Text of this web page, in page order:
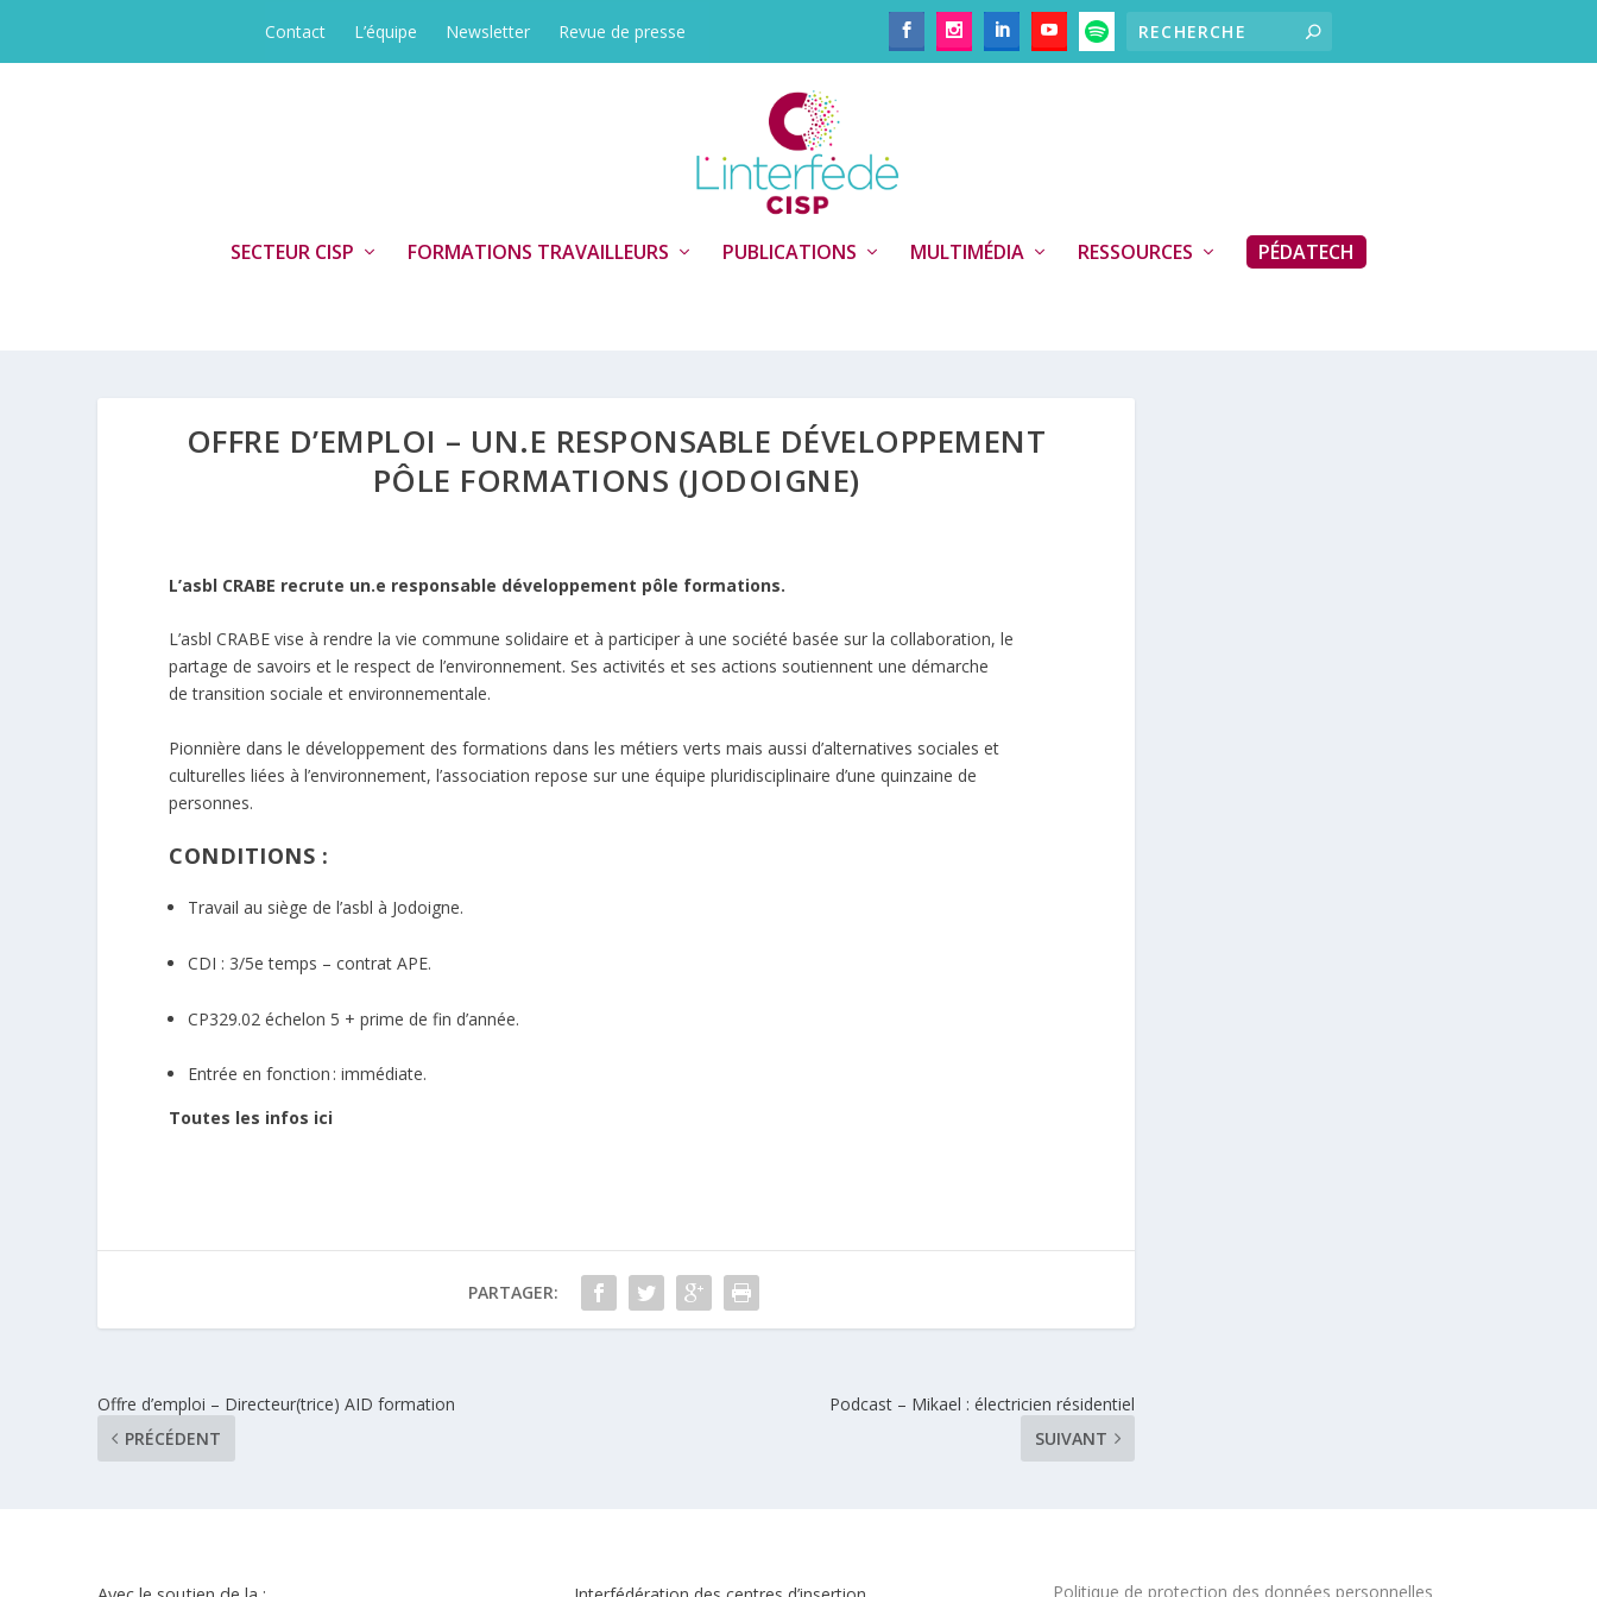
Contact L’équipe Newsletter Revue de presse
SECTEUR CISP FORMATIONS TRAVAILLEURS PUBLICATIONS MULTIMÉDIA RESSOURCES PÉDATECH
OFFRE D’EMPLOI – UN.E RESPONSABLE DÉVELOPPEMENT
PÔLE FORMATIONS (JODOIGNE)
L’asbl CRABE recrute un.e responsable développement pôle formations.
L’asbl CRABE vise à rendre lavie commune solidaire et à participer à une société basée sur la collaboration, le
partage de savoirs et lerespect de l’environnement. Ses activités et ses actions soutiennent une démarche
detransition sociale et environnementale.
Pionnière dans le développement des formations dans les métiers verts mais aussi d’alternatives sociales et
culturelles liées à l’environnement, l’association repose sur une équipe pluridisciplinaire d’une quinzaine de
personnes.
CONDITIONS :
Travail au siège de l’asbl à Jodoigne.
CDI : 3/5e temps – contrat APE.
CP329.02 échelon 5 + prime de fin d’année.
Entrée en fonction : immédiate.
Toutes les infos ici
PARTAGER:
Offre d’emploi – Directeur(trice) AID formation
PRÉCÉDENT
Podcast – Mikael : électricien résidentiel
SUIVANT
Politique de protection des données personnelles